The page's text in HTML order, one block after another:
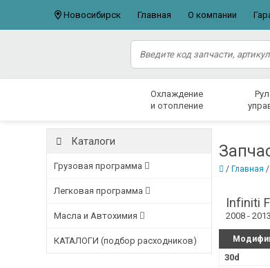
Новосибирск Главная О компании
Охлаждение
и отопление
Каталоги
Грузовая программа
Легковая программа
Масла и Автохимия
КАТАЛОГИ (подбор расходников)
/ Главная /
Infiniti
2008 - 2013
30d